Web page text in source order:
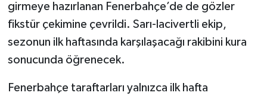
girmeye hazırlanan Fenerbahçe’de de gözler
fikstür çekimine çevrildi. Sarı-lacivertli ekip,
sezonun ilk haftasında karşılaşacağı rakibini kura
sonucunda öğrenecek.
Fenerbahçe taraftarları yalnızca ilk hafta